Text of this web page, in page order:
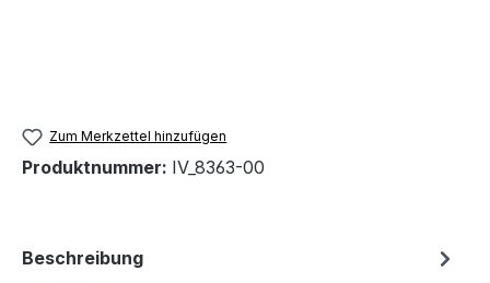
Zum Merkzettel hinzufügen
Produktnummer: IV_8363-00
Beschreibung